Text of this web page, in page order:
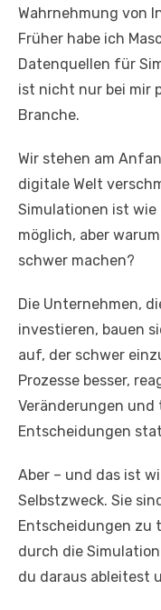
Wahrnehmung von
Früher habe ich
Datenquellen für
ist nicht nur bei mir
Branche.
Wir stehen am
digitale Welt
Simulationen ist
möglich, aber
schwer machen?
Die Unternehmen,
investieren, bauen
auf, der schwer
Prozesse besser,
Veränderungen
Entscheidungen
Aber – und das ist
Selbstzweck. Sie
Entscheidungen zu
durch die
du daraus ableitest